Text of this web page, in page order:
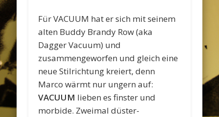
Für VACUUM hat er sich mit seinem
alten Buddy Brandy Row (aka
Dagger Vacuum) und
zusammengeworfen und gleich eine
neue Stilrichtung kreiert, denn
Marco wärmt nur ungern auf:
VACUUM lieben es finster und
morbide. Zweimal düster-